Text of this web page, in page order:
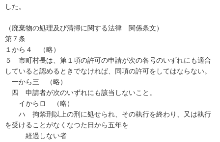
した。
（廃棄物の処理及び清掃に関する法律 関係条文）
第７条
１から４ （略）
５ 市町村長は、第１項の許可の申請が次の各号のいずれにも適合
していると認めるときでなければ、同項の許可をしてはならない。
一から三 （略）
四 申請者が次のいずれにも該当しないこと。
イからロ （略）
ハ 拘禁刑以上の刑に処せられ、その執行を終わり、又は執行
を受けることがなくなつた日から五年を
経過しない者